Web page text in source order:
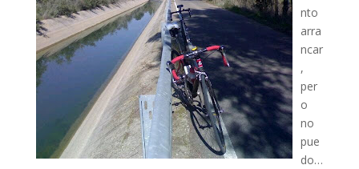
nto
arra
ncar
,
per
o
no
pue
do…